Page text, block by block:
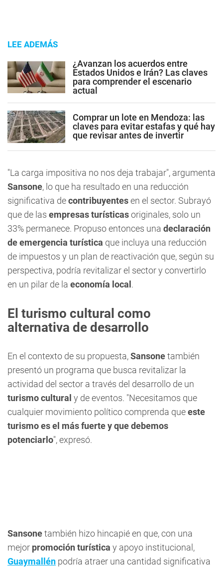
LEE ADEMÁS
¿Avanzan los acuerdos entre
Estados Unidos e Irán? Las claves
para comprender el escenario
actual
Comprar un lote en Mendoza: las
claves para evitar estafas y qué hay
que revisar antes de invertir
"La carga impositiva no nos deja trabajar", argumenta
Sansone, lo que ha resultado en una reducción
significativa decontribuyentesen el sector. Subrayó
que de las empresas turísticasoriginales, solo un
33% permanece. Propuso entonces una declaración
de emergencia turística que incluya una reducción
de impuestos y un plan de reactivación que, según su
perspectiva, podría revitalizar el sector y convertirlo
en un pilar de la economía local.
El turismo cultural como
alternativa de desarrollo
En el contexto de su propuesta,Sansonetambién
presentó un programa que busca revitalizar la
actividad del sector a través del desarrollo de un
turismo cultural y de eventos. "Necesitamos que
cualquier movimiento político comprenda queeste
turismo es el más fuerte y que debemos
potenciarlo", expresó.
Sansonetambién hizo hincapié en que, con una
mejor promoción turística y apoyo institucional,
Guaymallén podría atraer una cantidad significativa